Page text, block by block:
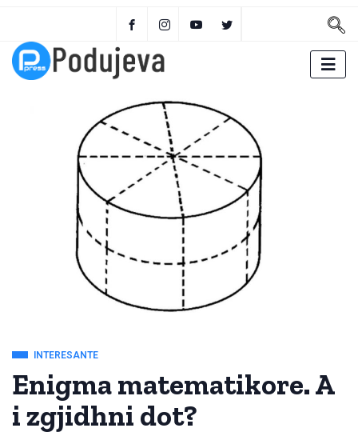
INTERESANTE
Enigma matematikore. A
i zgjidhni dot?